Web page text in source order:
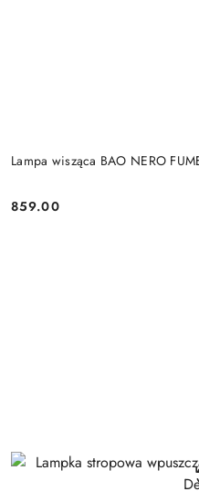
Lampa wisząca BAO NERO
Cena:
859.00